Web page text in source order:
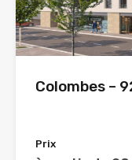
Colombes –
Prix